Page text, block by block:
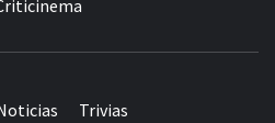
Trivias